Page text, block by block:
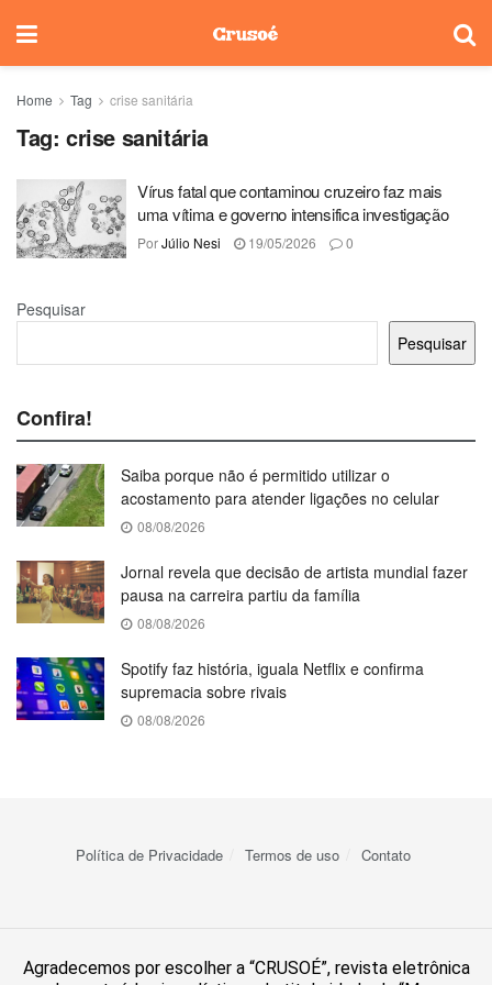
Home Tag crise sanitária
Tag: crise sanitária
Vírus fatal que contaminou cruzeiro faz mais
uma vítima e governo intensifica investigação
PorJúlio Nesi 19/05/2026 0
Pesquisar
Pesquisar
Confira!
Saiba porque não é permitido utilizar o
acostamento para atender ligações no celular
08/08/2026
Jornal revela que decisão de artista mundial fazer
pausa na carreira partiu da família
08/08/2026
Spotify faz história, iguala Netflix e confirma
supremacia sobre rivais
08/08/2026
Política de Privacidade Termos de uso Contato
Agradecemos por escolher a “CRUSOÉ”, revista eletrônica